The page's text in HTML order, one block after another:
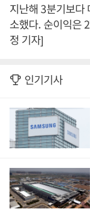
지난해 3분기보다
소했다. 순이익은
정 기자]
인기기사